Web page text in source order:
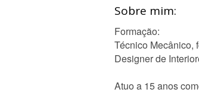
Sobre mim:
Formação:
Técnico Mecânico,
Designer de
Atuo a 15 anos